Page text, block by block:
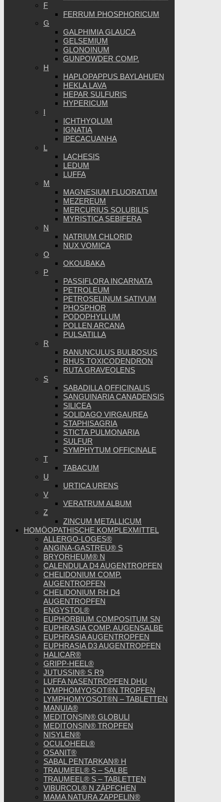
F
FERRUM PHOSPHORICUM
G
GALPHIMIA GLAUCA
GELSEMIUM
GLONOINUM
GUNPOWDER COMP.
H
HAPLOPAPPUS BAYLAHUEN
HEKLA LAVA
HEPAR SULFURIS
HYPERICUM
I
ICHTHYOLUM
IGNATIA
IPECACUANHA
L
LACHESIS
LEDUM
LUFFA
M
MAGNESIUM FLUORATUM
MEZEREUM
MERCURIUS SOLUBILIS
MYRISTICA SEBIFERA
N
NATRIUM CHLORID
NUX VOMICA
O
OKOUBAKA
P
PASSIFLORA INCARNATA
PETROLEUM
PETROSELINUM SATIVUM
PHOSPHOR
PODOPHYLLUM
POLLEN ARCANA
PULSATILLA
R
RANUNCULUS BULBOSUS
RHUS TOXICODENDRON
RUTA GRAVEOLENS
S
SABADILLA OFFICINALIS
SANGUINARIA CANADENSIS
SILICEA
SOLIDAGO VIRGAUREA
STAPHISAGRIA
STICTA PULMONARIA
SULFUR
SYMPHYTUM OFFICINALE
T
TABACUM
U
URTICA URENS
V
VERATRUM ALBUM
Z
ZINCUM METALLICUM
HOMÖOPATHISCHE KOMPLEXMITTEL
ALLERGO-LOGES®
ANGINA-GASTREU® S
BRYORHEUM® N
CALENDULA D4 AUGENTROPFEN
CHELIDONIUM COMP.
AUGENTROPFEN
CHELIDONIUM RH D4
AUGENTROPFEN
ENGYSTOL®
EUPHORBIUM COMPOSITUM SN
EUPHRASIA COMP. AUGENSALBE
EUPHRASIA AUGENTROPFEN
EUPHRASIA D3 AUGENTROPFEN
HALICAR®
GRIPP-HEEL®
JUTUSSIN® S R9
LUFFA NASENTROPFEN DHU
LYMPHOMYOSOT®N TROPFEN
LYMPHOMYOSOT®N – TABLETTEN
MANUIA®
MEDITONSIN® GLOBULI
MEDITONSIN® TROPFEN
NISYLEN®
OCULOHEEL®
OSANIT®
SABAL PENTARKAN® H
TRAUMEEL® S – SALBE
TRAUMEEL® S – TABLETTEN
VIBURCOL® N ZÄPFCHEN
MAMA NATURA ZAPPELIN®